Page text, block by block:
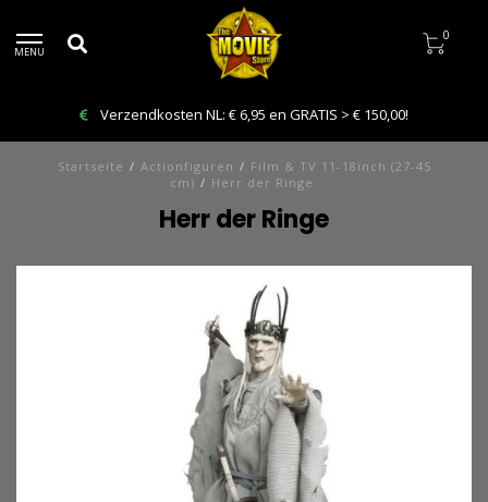
MENU
0
Verzendkosten NL: € 6,95 en GRATIS > € 150,00!
Startseite / Actionfiguren / Film & TV 11-18inch (27-45
cm) / Herr der Ringe
Herr der Ringe